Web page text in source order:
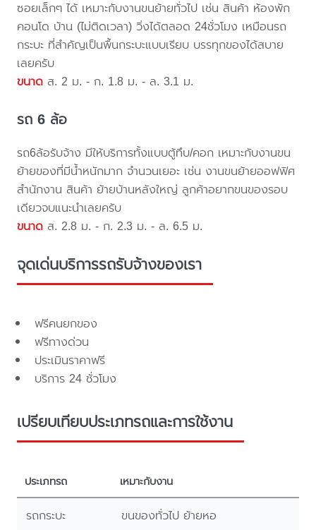
ซอยเล็กๆ ได้ เหมาะกับงานขนย้ายทั่วไป เช่น สินค้า ห้องพัก
คอนโด บ้าน (ไม่ติดเวลา) วิ่งได้ตลอด 24ชั่วโมง เหมือนรถ
กระบะ ที่สำคัญเป็นพื้นกระบะแบบเรียบ บรรทุกของได้สบาย
เลยครับ
ขนาด ส. 2 ม. - ก. 1.8 ม. - ล. 3.1 ม.
รถ 6 ล้อ
รถ6ล้อรับจ้าง มีให้บริการทั้งแบบตู้ทึบ/คอก เหมาะกับงานขน
ย้ายของที่มีน้ำหนักมาก จำนวนเยอะ เช่น งานขนย้ายออฟฟิศ
สำนักงาน สินค้า ย้ายบ้านหลังใหญ่ ลูกค้าอยากขนของรอบ
เดียวจบแนะนำเลยครับ
ขนาด ส. 2.8 ม. - ก. 2.3 ม. - ล. 6.5 ม.
จุดเด่นบริการรถรับจ้างของเรา
ฟรีคนยกของ
ฟรีทางด่วน
ประเมินราคาฟรี
บริการ 24 ชั่วโมง
เปรียบเทียบประเภทรถและการใช้งาน
ประเภทรถ เหมาะกับงาน
รถกระบะ ขนของทั่วไป ย้ายหอ